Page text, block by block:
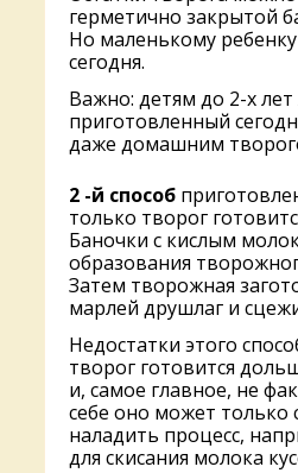
герметично закрытой
Но маленькому
сегодня.
Важно: детям до 2-х
приготовленный
даже домашним
2 -й способ
только творог
Баночки с кислым
образования
Затем творожная
марлей друшлаг и
Недостатки этого
творог готовится
и, самое главное, не
себе оно может только
наладить процесс,
для скисания молока